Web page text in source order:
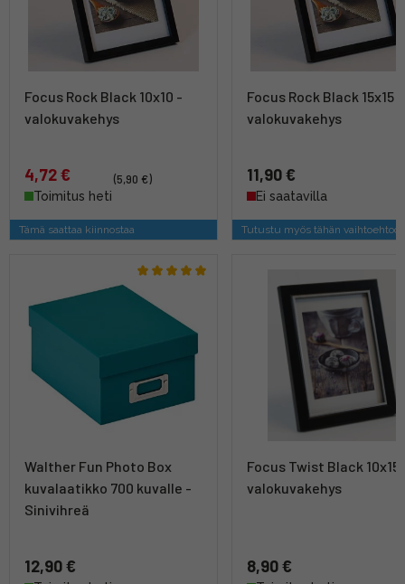
Focus Rock Black 10x10 -
valokuvakehys
4,72 €
(5,90 €)
Toimitus heti
Tämä saattaa kiinnostaa
Focus Rock Black 15x15 -
valokuvakehys
11,90 €
Ei saatavilla
Tutustu myös tähän
Walther Fun Photo Box
kuvalaatikko 700 kuvalle -
Sinivihreä
12,90 €
Focus Twist Black 10x15
valokuvakehys
8,90 €